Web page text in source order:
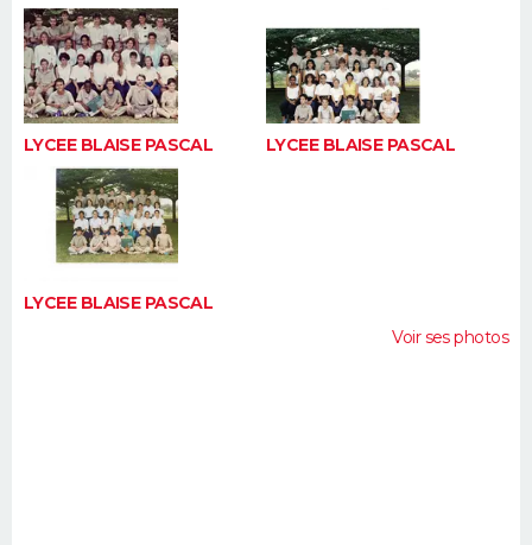
LYCEE BLAISE PASCAL LYCEE BLAISE PASCAL
LYCEE BLAISE PASCAL
Voir ses photos